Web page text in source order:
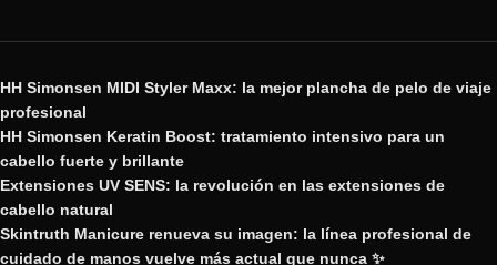
HH Simonsen MIDI Styler Maxx: la mejor plancha de pelo de viaje
profesional
HH Simonsen Keratin Boost: tratamiento intensivo para un
cabello fuerte y brillante
Extensiones UV SENS: la revolución en las extensiones de
cabello natural
Skintruth Manicure renueva su imagen: la línea profesional de
cuidado de manos vuelve más actual que nunca ✨